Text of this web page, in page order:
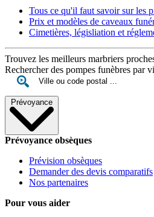
Tous ce qu'il faut savoir sur les
Prix et modèles de caveaux
Cimetières, législiation et
Trouvez les meilleurs marbriers
Rechercher des pompes funèbres par
Prévoyance
Prévoyance obsèques
Prévision obsèques
Demander des devis comparatifs
Nos partenaires
Pour vous aider